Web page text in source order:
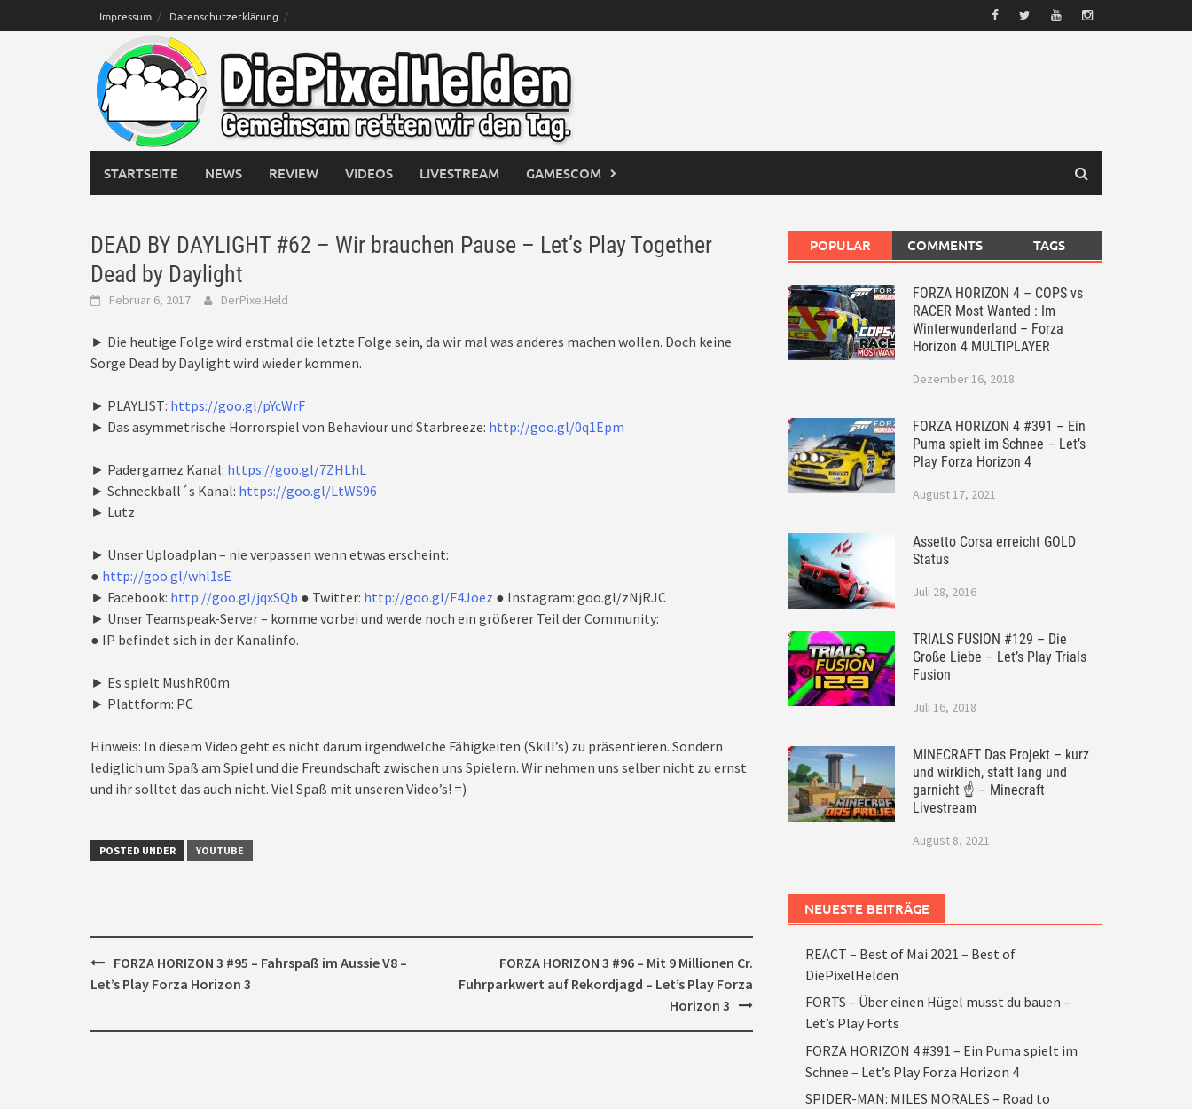
to
Impressum Datenschutzerklärung
STARTSEITE NEWS REVIEW VIDEOS LIVESTREAM GAMESCOM
DEAD BY DAYLIGHT #62 – Wir brauchen Pause – Let’s Play Together
Dead by Daylight
Februar 6, 2017 DerPixelHeld
► Die heutige Folge wird erstmal die letzte Folge sein, da wir mal was anderes machen wollen. Doch keine
Sorge Dead by Daylight wird wieder kommen.
► PLAYLIST: https://goo.gl/pYcWrF
► Das asymmetrische Horrorspiel von Behaviour und Starbreeze: http://goo.gl/0q1Epm
► Padergamez Kanal: https://goo.gl/7ZHLhL
► Schneckball´s Kanal: https://goo.gl/LtWS96
► Lutz
► Unser Uploadplan – nie verpassen wenn etwas erscheint:
● http://goo.gl/whl1sE
► Facebook: http://goo.gl/jqxSQb ● Twitter: http://goo.gl/F4Joez ● Instagram: goo.gl/zNjRJC
► Unser Teamspeak-Server – komme vorbei und werde noch ein größerer Teil der Community:
● IP befindet sich in der Kanalinfo.
► Es spielt MushR00m
► Plattform: PC
Hinweis: In diesem Video geht es nicht darum irgendwelche Fähigkeiten (Skill’s) zu präsentieren. Sondern
lediglich um Spaß am Spiel und die Freundschaft zwischen uns Spielern. Wir nehmen uns selber nicht zu ernst
und ihr solltet das auch nicht. Viel Spaß mit unseren Video’s! =)
POSTED UNDER YOUTUBE
Post
navigation
FORZA HORIZON 3 #95 – Fahrspaß im Aussie V8 –
Let’s Play Forza Horizon 3
FORZA HORIZON 3 #96 – Mit 9 Millionen Cr.
Fuhrparkwert auf Rekordjagd – Let’s Play Forza
Horizon 3
POPULAR COMMENTS TAGS
FORZA HORIZON 4 – COPS vs
RACER Most Wanted : Im
Winterwunderland – Forza
Horizon 4 MULTIPLAYER
Dezember 16, 2018
FORZA HORIZON 4 #391 – Ein
Puma spielt im Schnee – Let’s
Play Forza Horizon 4
August 17, 2021
Assetto Corsa erreicht GOLD
Status
Juli 28, 2016
TRIALS FUSION #129 – Die
Große Liebe – Let’s Play Trials
Fusion
Juli 16, 2018
MINECRAFT Das Projekt – kurz
und wirklich, statt lang und
garnicht ☝ – Minecraft
Livestream
August 8, 2021
NEUESTE BEITRÄGE
REACT – Best of Mai 2021 – Best of
DiePixelHelden
FORTS – Über einen Hügel musst du bauen –
Let’s Play Forts
FORZA HORIZON 4 #391 – Ein Puma spielt im
Schnee – Let’s Play Forza Horizon 4
SPIDER-MAN: MILES MORALES – Road to